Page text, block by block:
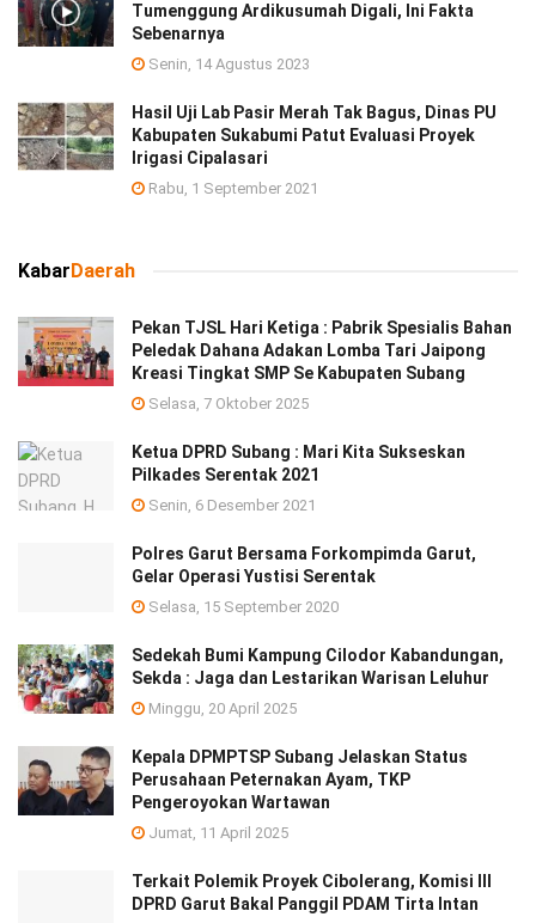
Tumenggung Ardikusumah Digali, Ini Fakta
Sebenarnya
Senin, 14 Agustus 2023
Hasil Uji Lab Pasir Merah Tak Bagus, Dinas PU
Kabupaten Sukabumi Patut Evaluasi Proyek
Irigasi Cipalasari
Rabu, 1 September 2021
Kabar Daerah
Pekan TJSL Hari Ketiga : Pabrik Spesialis Bahan
Peledak Dahana Adakan Lomba Tari Jaipong
Kreasi Tingkat SMP Se Kabupaten Subang
Selasa, 7 Oktober 2025
Ketua DPRD Subang : Mari Kita Sukseskan
Pilkades Serentak 2021
Senin, 6 Desember 2021
Polres Garut Bersama Forkompimda Garut,
Gelar Operasi Yustisi Serentak
Selasa, 15 September 2020
Sedekah Bumi Kampung Cilodor Kabandungan,
Sekda : Jaga dan Lestarikan Warisan Leluhur
Minggu, 20 April 2025
Kepala DPMPTSP Subang Jelaskan Status
Perusahaan Peternakan Ayam, TKP
Pengeroyokan Wartawan
Jumat, 11 April 2025
Terkait Polemik Proyek Cibolerang, Komisi III
DPRD Garut Bakal Panggil PDAM Tirta Intan